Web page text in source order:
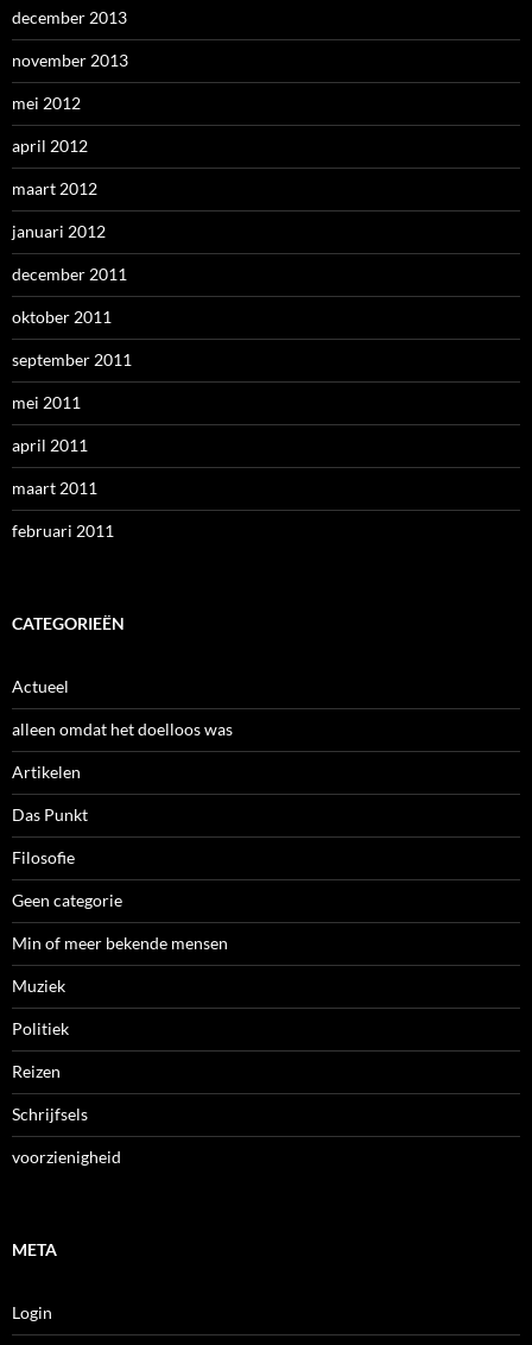
december 2013
november 2013
mei 2012
april 2012
maart 2012
januari 2012
december 2011
oktober 2011
september 2011
mei 2011
april 2011
maart 2011
februari 2011
CATEGORIEËN
Actueel
alleen omdat het doelloos was
Artikelen
Das Punkt
Filosofie
Geen categorie
Min of meer bekende mensen
Muziek
Politiek
Reizen
Schrijfsels
voorzienigheid
META
Login